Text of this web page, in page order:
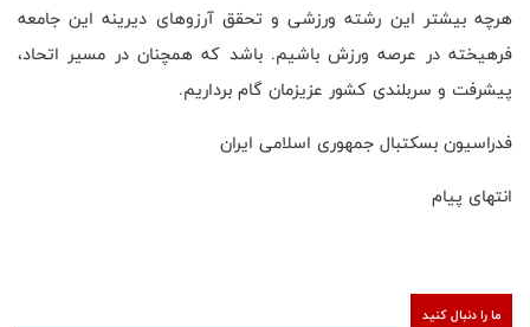
هرچه بیشتر این رشته ورزشی و تحقق آرزوهای دیرینه این جامعه
فرهیخته در عرصه ورزش باشیم. باشد که همچنان در مسیر اتحاد،
پیشرفت و سربلندی کشور عزیزمان گام برداریم.
فدراسیون بسکتبال جمهوری اسلامی ایران
انتهای پیام
ما را دنبال کنید